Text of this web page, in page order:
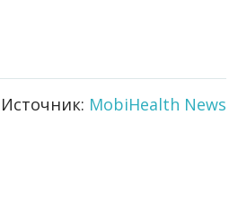
Источник: MobiHealth News